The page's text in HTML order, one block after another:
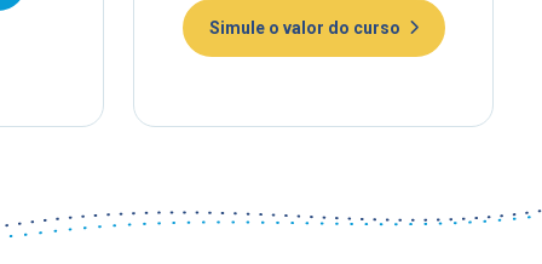
Simule o valor do curso